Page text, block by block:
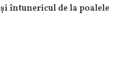
întunericul de la poalele